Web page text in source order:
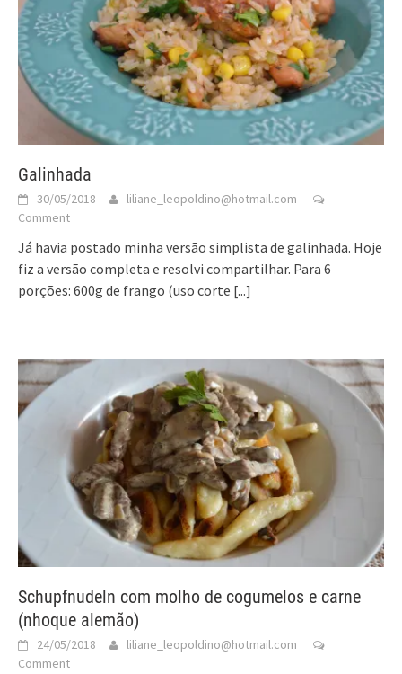
Galinhada
30/05/2018
liliane_leopoldino@hotmail.com
Comment
Já havia postado minha versão simplista de galinhada. Hoje
fiz a versão completa e resolvi compartilhar. Para 6
porções: 600g de frango (uso corte [...]
Schupfnudeln com molho de cogumelos e carne
(nhoque alemão)
24/05/2018
liliane_leopoldino@hotmail.com
Comment